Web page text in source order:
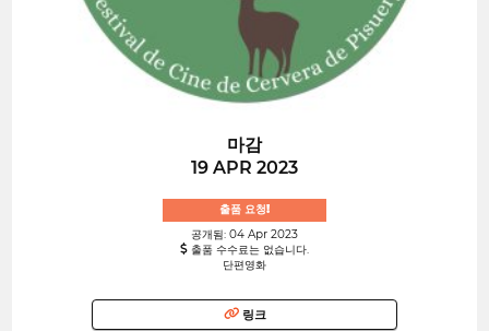
마감
19 APR 2023
출품 요청!
공개됨: 04 Apr 2023
출품 수수료는 없습니다.
단편영화
링크